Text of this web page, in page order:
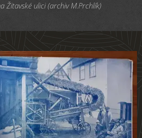
Žitavské ulici (archiv M.Prchlík)